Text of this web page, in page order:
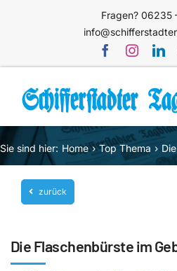
Fragen? 06235
Home
Themen
Blog
Service
Sie sind hier: Home Top Thema
zurück
Die Flaschenbürste im